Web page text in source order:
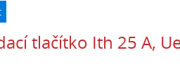
tlačítko Ith 25 A,